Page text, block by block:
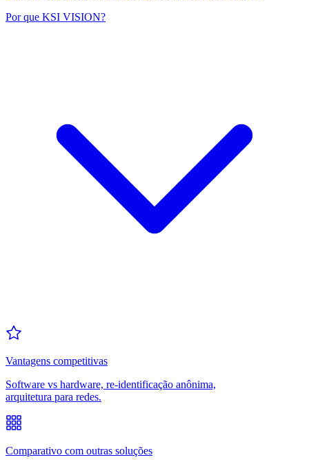
Por que KSI VISION?
Vantagens competitivas
Software vs hardware, re-identificação anônima,
arquitetura para redes.
Comparativo com outras soluções